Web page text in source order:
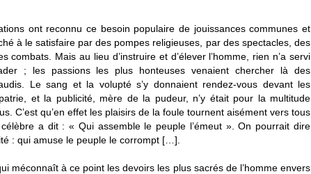
ont reconnu ce besoin populaire de jouissances communes et
à le satisfaire par des pompes religieuses, par des spectacles, des
combats. Mais au lieu d’instruire et d’élever l’homme, rien n’a servi
; les passions les plus honteuses venaient chercher là des
Le sang et la volupté s’y donnaient rendez-vous devant les
et la publicité, mère de la pudeur, n’y était pour la multitude
C’est qu’en effet les plaisirs de la foule tournent aisément vers tous
a dit : « Qui assemble le peuple l’émeut ». On pourrait dire
: qui amuse le peuple le corrompt […].
méconnaît à ce point les devoirs les plus sacrés de l’homme envers